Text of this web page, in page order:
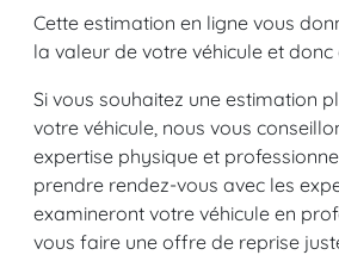
Cette estimation en ligne vous
la valeur de votre véhicule et donc
Si vous souhaitez une estimation
votre véhicule, nous vous
expertise physique et
prendre rendez-vous avec les
examineront votre véhicule en
vous faire une offre de reprise